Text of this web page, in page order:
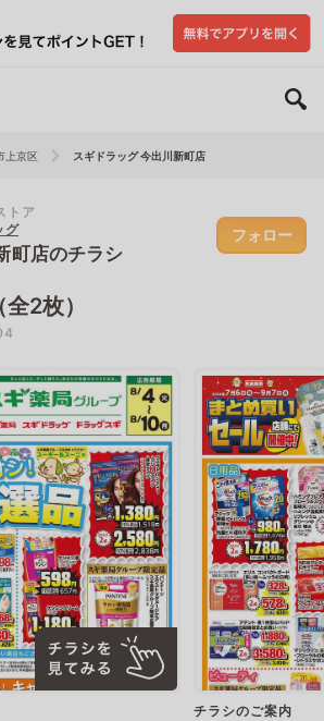
上京区 スギドラッグ 今出川新町店
トア
グ
町店のチラシ
フォロー
2枚）
チラシのご案内